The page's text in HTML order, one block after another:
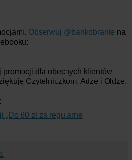
Obserwuj @bankobranie na
promocji dla obecnych klientów
Czytelniczkom: Adze i Oldze.
„Do 60 zł za regularne